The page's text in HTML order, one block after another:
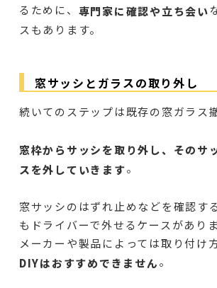
るために、 専門家に確認や立ち会い
スもあります。
窓サッシとガラスの取り外し
続いてのステップは既存の窓ガラス
窓枠からサッシを取り外し、そのサ
スを外していきます。
窓サッシのはずれ止めなどを確認す
もドライバーで外せるケースがあり
メーカーや製品によっては取り付け
DIYはおすすめできません。